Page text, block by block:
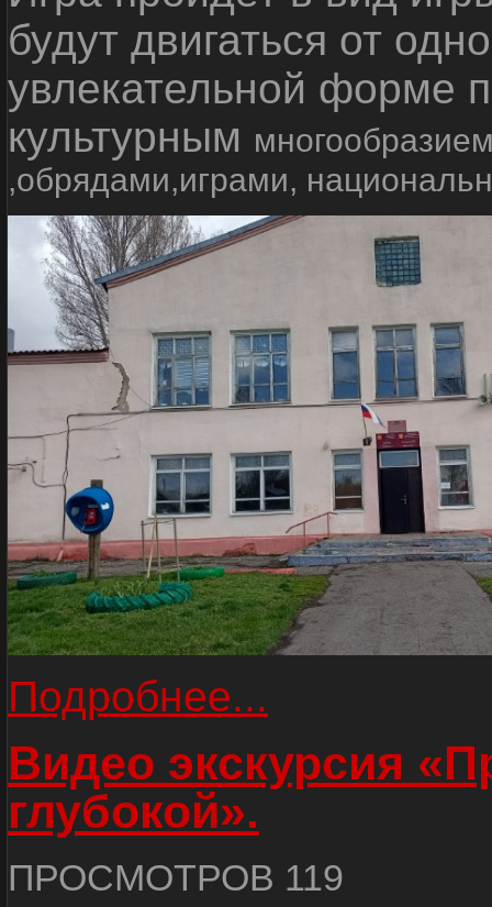
будут двигаться от
увлекательной форме
культурным
,обрядами,играми,
Подробнее...
Видео экскурсия
глубокой».
ПРОСМОТРОВ 119